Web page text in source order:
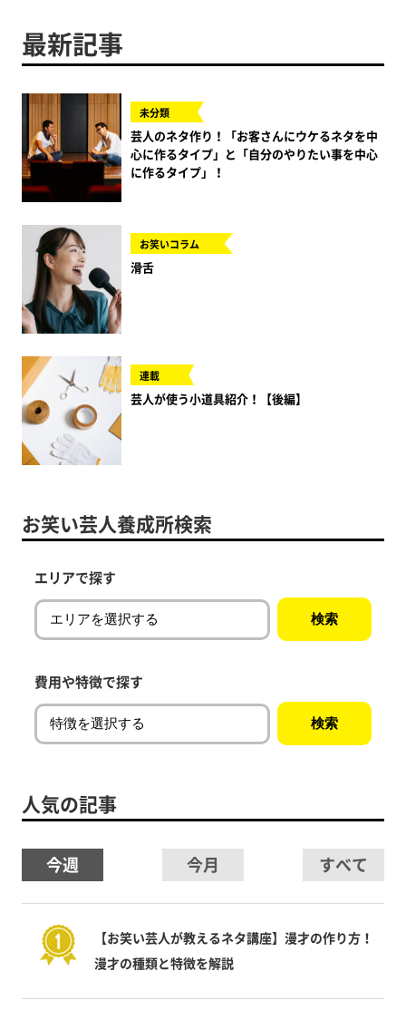
最新記事
未分類
芸人のネタ作り！「お客さんにウケるネタを中
心に作るタイプ」と「自分のやりたい事を中心
に作るタイプ」！
お笑いコラム
滑舌
連載
芸人が使う小道具紹介！【後編】
お笑い芸人養成所検索
エリアで探す
費用や特徴で探す
人気の記事
今週 今月 すべて
【お笑い芸人が教えるネタ講座】漫才の作り方！
漫才の種類と特徴を解説